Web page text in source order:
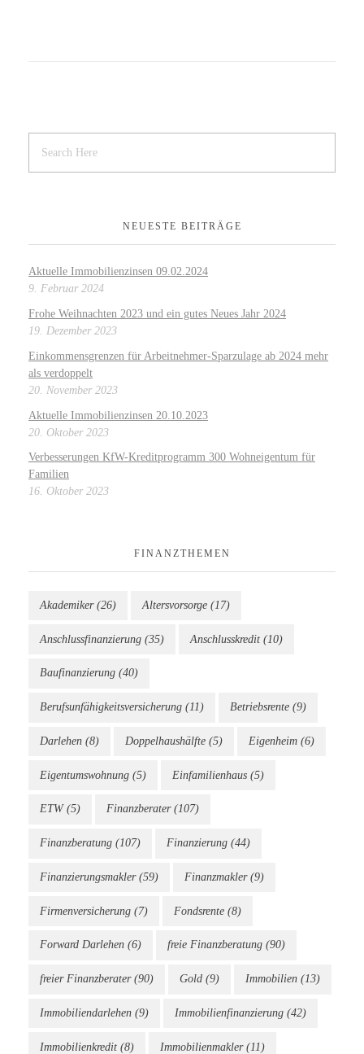
NEUESTE BEITRÄGE
Aktuelle Immobilienzinsen 09.02.2024
9. Februar 2024
Frohe Weihnachten 2023 und ein gutes Neues Jahr 2024
19. Dezember 2023
Einkommensgrenzen für Arbeitnehmer-Sparzulage ab 2024 mehr
als verdoppelt
20. November 2023
Aktuelle Immobilienzinsen 20.10.2023
20. Oktober 2023
Verbesserungen KfW-Kreditprogramm 300 Wohneigentum für
Familien
16. Oktober 2023
FINANZTHEMEN
Akademiker(26) Altersvorsorge (17)
Anschlussfinanzierung (35) Anschlusskredit (10)
Baufinanzierung (40)
Berufsunfähigkeitsversicherung (11) Betriebsrente (9)
Darlehen (8) Doppelhaushälfte (5) Eigenheim (6)
Eigentumswohnung (5) Einfamilienhaus (5)
ETW(5) Finanzberater(107)
Finanzberatung (107) Finanzierung (44)
Finanzierungsmakler(59) Finanzmakler(9)
Firmenversicherung (7) Fondsrente (8)
Forward Darlehen (6) freie Finanzberatung (90)
freier Finanzberater(90) Gold (9) Immobilien (13)
Immobiliendarlehen (9) Immobilienfinanzierung (42)
Immobilienkredit (8) Immobilienmakler(11)